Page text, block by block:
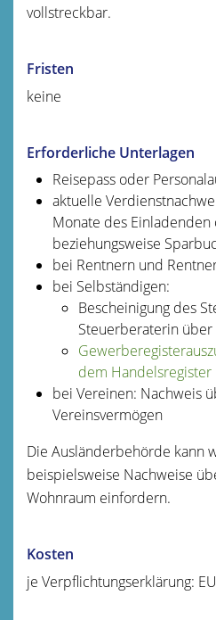
vollstreckbar.
Fristen
keine
Erforderliche Unterlagen
Reisepass oder
aktuelle
Monate des
beziehungsweise
bei Rentnern und
bei Selbständigen:
Bescheinigung des
Steuerberaterin
dem Handelsregister
bei Vereinen: Nachweis
Vereinsvermögen
Die Ausländerbehörde kann
beispielsweise Nachweise
Wohnraum einfordern.
Kosten
je Verpflichtungserklärung: